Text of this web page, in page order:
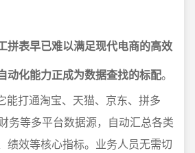
拼表早已难以满足现代电商的高效
动化能力正成为数据查找的标配。
能打通淘宝、天猫、京东、拼多
务等多平台数据源，自动汇总各类
绩效等核心指标。业务人员无需切